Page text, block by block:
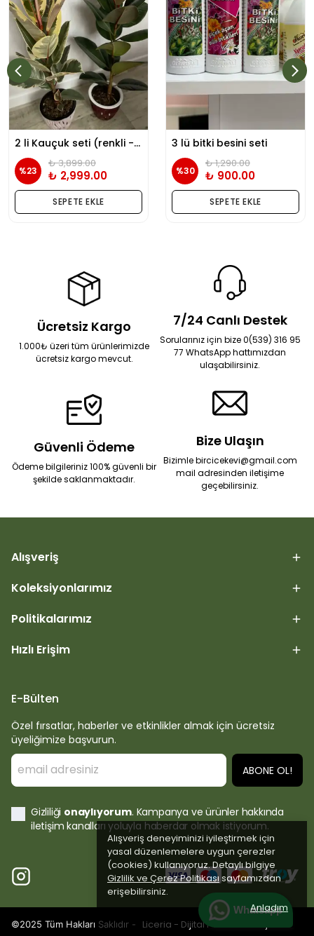
Alışveriş deneyiminizi iyileştirmek için
yasal düzenlemelere uygun çerezler
(cookies) kullanıyoruz. Detaylı bilgiye
Gizlilik ve Çerez Politikası sayfamızdan
erişebilirsiniz.
Anladım
2 li Kauçuk seti (renkli - yeşil kauçuk) tek köklü
%23
₺ 3,899.00
₺ 2,999.00
SEPETE EKLE
3 lü bitki besini seti
%30
₺ 1,290.00
₺ 900.00
SEPETE EKLE
Ücretsiz Kargo
1.000₺ üzeri tüm ürünlerimizde
ücretsiz kargo mevcut.
7/24 Canlı Destek
Sorularınız için bize 0(539) 316 95
77 WhatsApp hattımızdan
ulaşabilirsiniz.
Güvenli Ödeme
Ödeme bilgileriniz 100% güvenli bir
şekilde saklanmaktadır.
Bize Ulaşın
Bizimle bircicekevi@gmail.com
mail adresinden iletişime
geçebilirsiniz.
Alışveriş
Koleksiyonlarımız
Politikalarımız
Hızlı Erişim
Whatsapp
E-Bülten
Özel fırsatlar, haberler ve etkinlikler almak için ücretsiz
üyeliğimize başvurun.
ABONE OL!
Gizliliği onaylıyorum. Kampanya ve ürünler hakkında
iletişim kanalları yoluyla haberdar olmak istiyorum.
©2025 Tüm Hakları Saklıdır - Liceria - Dijital Pazarlama Ajansı